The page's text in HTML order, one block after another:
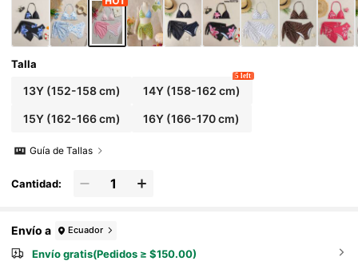
Talla
13Y(152-158 cm) 14Y (158-162 cm)
5 left
15Y(162-166 cm) 16Y (166-170 cm)
Guía de Tallas
Cantidad:
Envío a Ecuador
Envío gratis(Pedidos ≥ $150.00)